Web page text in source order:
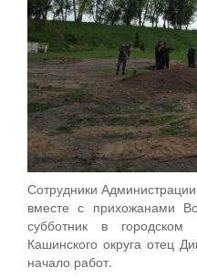
Сотрудники Администрации
вместе с прихожанами
субботник в
Кашинского округа отец
начало работ.